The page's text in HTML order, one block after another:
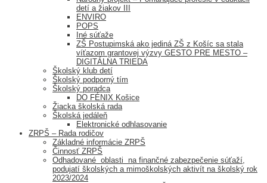
detí a žiakov III
ENVIRO
POPS
Iné súťaže
ZŠ Postupimská ako jediná ZŠ z Košíc sa stala
víťazom grantovej výzvy GESTO PRE MESTO –
DIGITÁLNA TRIEDA
Školský klub detí
Školský podporný tím
Školský poradca
DO FÉNIX Košice
Žiacka školská rada
Školská jedáleň
Elektronické odhlasovanie
ZRPŠ – Rada rodičov
Základné informácie ZRPŠ
Činnosť ZRPŠ
Odhadované oblasti na finančné zabezpečenie súťaží,
podujatí školských a mimoškolských aktivít na školský rok
2023/2024